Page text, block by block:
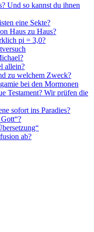
Und so kannst du ihnen
eine Sekte?
Haus zu Haus?
pi = 3,0?
allein?
zu welchem Zweck?
bei den Mormonen
Testament? Wir prüfen die
sofort ins Paradies?
ab?